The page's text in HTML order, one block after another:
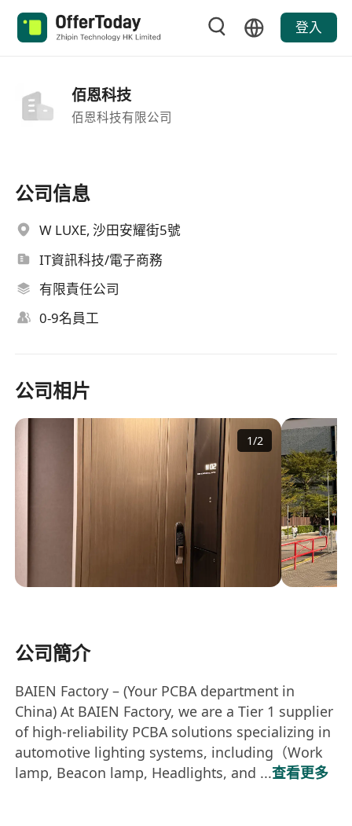
登入
佰恩科技
佰恩科技有限公司
公司信息
W LUXE, 沙田安耀街5號
IT資訊科技/電子商務
有限責任公司
0-9名員工
公司相片
1/2
公司簡介
BAIEN Factory – (Your PCBA department in
China) At BAIEN Factory, we are a Tier 1 supplier
of high-reliability PCBA solutions specializing in
automotive lighting systems, including（Work
lamp, Beacon lamp, Headlights, and ...查看更多